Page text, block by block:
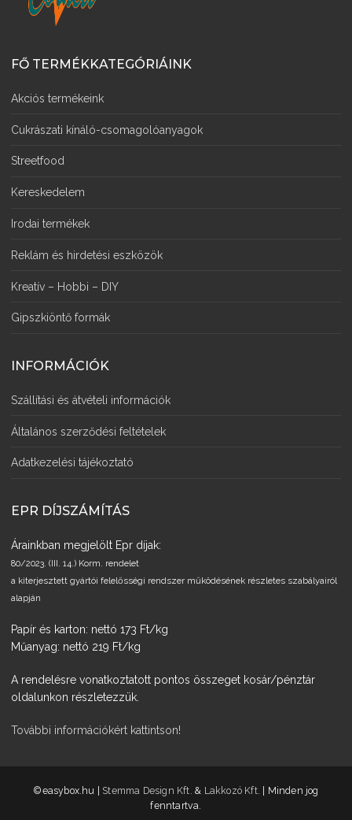
FŐ TERMÉKKATEGÓRIÁINK
Akciós termékeink
Cukrászati kínáló-csomagolóanyagok
Streetfood
Kereskedelem
Irodai termékek
Reklám és hirdetési eszközök
Kreatív – Hobbi – DIY
Gipszkiöntő formák
INFORMÁCIÓK
Szállítási és átvételi információk
Általános szerződési feltételek
Adatkezelési tájékoztató
EPR DÍJSZÁMÍTÁS
Árainkban megjelölt Epr díjak:
80/2023. (III. 14.) Korm. rendelet
a kiterjesztett gyártói felelősségi rendszer működésének részletes szabályairól
alapján
Papír és karton: nettó 173 Ft/kg
Műanyag: nettó 219 Ft/kg
A rendelésre vonatkoztatott pontos összeget kosár/pénztár
oldalunkon részletezzük.
További információkért kattintson!
­©easybox.hu | Stemma Design Kft. & Lakkozó Kft. | Minden jog
fenntartva.